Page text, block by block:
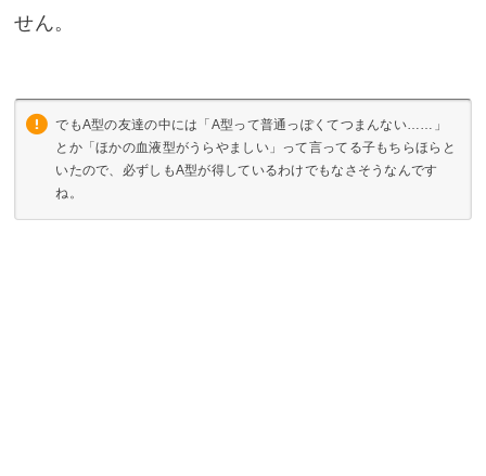
せん。
でもA型の友達の中には「A型って普通っぽくてつまんない……」
とか「ほかの血液型がうらやましい」って言ってる子もちらほらと
いたので、必ずしもA型が得しているわけでもなさそうなんです
ね。